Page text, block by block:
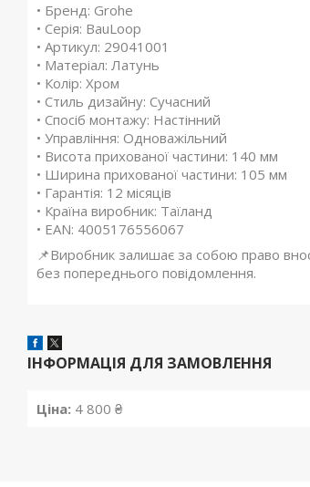
• Бренд: Grohe
• Серія: BauLoop
• Артикул: 29041001
• Матеріал: Латунь
• Колір: Хром
• Стиль дизайну: Сучасний
• Спосіб монтажу: Настінний
• Управління: Одноважільний
• Висота прихованої частини: 140 мм
• Ширина прихованої частини: 105 мм
• Гарантія: 12 місяців
• Країна виробник: Таїланд
• EAN: 4005176556067
📌Виробник залишає за собою право
без попереднього повідомлення.
ІНФОРМАЦІЯ ДЛЯ ЗАМОВЛЕННЯ
Ціна: 4 800 ₴